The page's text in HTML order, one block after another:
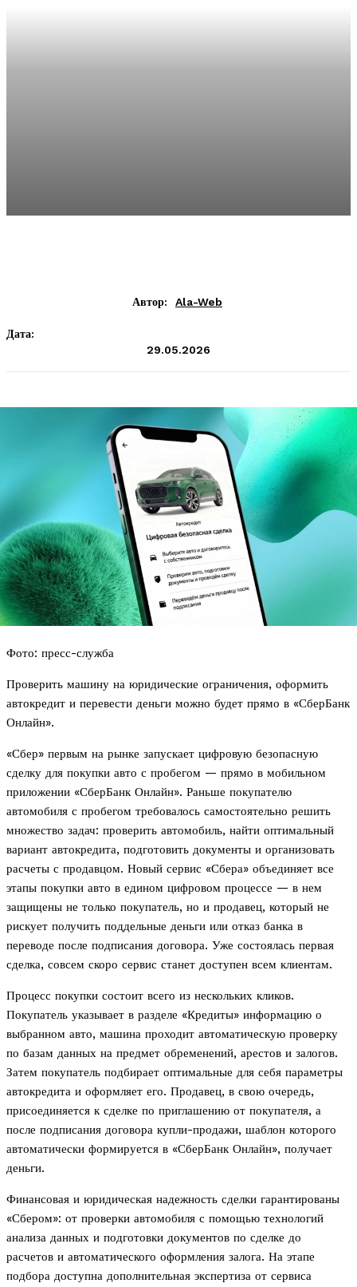
Автор: Ala-Web
Дата:
29.05.2026
Фото: пресс-служба
Проверить машину на юридические ограничения, оформить
автокредит и перевести деньги можно будет прямо в «СберБанк
Онлайн».
«Сбер» первым на рынке запускает цифровую безопасную
сделку для покупки авто с пробегом — прямо в мобильном
приложении «СберБанк Онлайн». Раньше покупателю
автомобиля с пробегом требовалось самостоятельно решить
множество задач: проверить автомобиль, найти оптимальный
вариант автокредита, подготовить документы и организовать
расчеты с продавцом. Новый сервис «Сбера» объединяет все
этапы покупки авто в едином цифровом процессе — в нем
защищены не только покупатель, но и продавец, который не
рискует получить поддельные деньги или отказ банка в
переводе после подписания договора. Уже состоялась первая
сделка, совсем скоро сервис станет доступен всем клиентам.
Процесс покупки состоит всего из нескольких кликов.
Покупатель указывает в разделе «Кредиты» информацию о
выбранном авто, машина проходит автоматическую проверку
по базам данных на предмет обременений, арестов и залогов.
Затем покупатель подбирает оптимальные для себя параметры
автокредита и оформляет его. Продавец, в свою очередь,
присоединяется к сделке по приглашению от покупателя, а
после подписания договора купли-продажи, шаблон которого
автоматически формируется в «СберБанк Онлайн», получает
деньги.
Финансовая и юридическая надежность сделки гарантированы
«Сбером»: от проверки автомобиля с помощью технологий
анализа данных и подготовки документов по сделке до
расчетов и автоматического оформления залога. На этапе
подбора доступна дополнительная экспертиза от сервиса